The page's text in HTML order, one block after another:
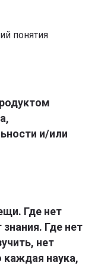
понятия
и/или
Где нет
Где нет
нет
наука,